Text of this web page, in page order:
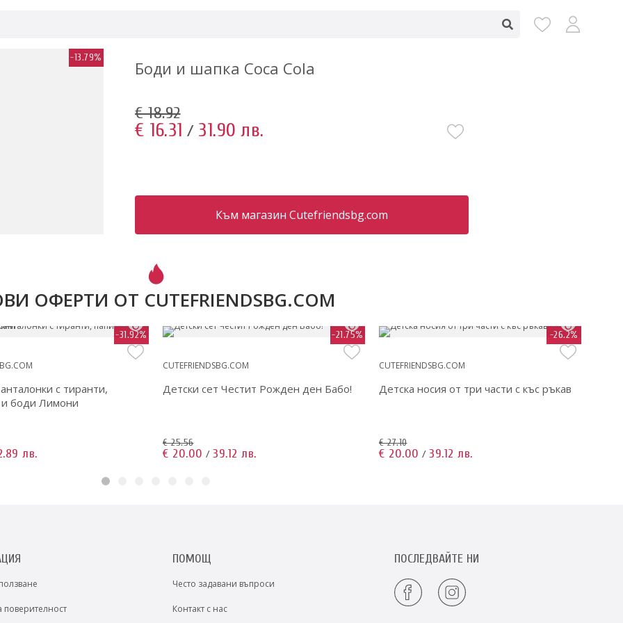
-13.79%
Боди и шапка Coca Cola
€ 18.92
€ 16.31 / 31.90 лв.
Към магазин Cutefriendsbg.com
ОФЕРТИ ОТ CUTEFRIENDSBG.COM
-31.92%
с тиранти,
и боди Лимони
лв.
-21.75%
CUTEFRIENDSBG.COM
Детски сет Честит Рожден ден Бабо!
€ 25.56
€ 20.00 / 39.12 лв.
-26.2%
CUTEFRIENDSBG.COM
Детска носия от три части с къс ръкав
€ 27.10
€ 20.00 / 39.12 лв.
поверителност
ПОМОЩ
Често задавани въпроси
Контакт с нас
ПОСЛЕДВАЙТЕ НИ